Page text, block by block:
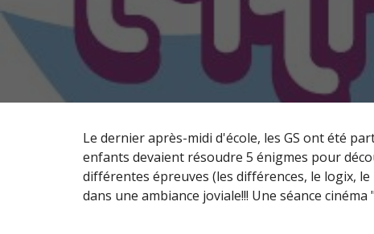
Le dernier après-midi d'école, les GS ont été
enfants devaient résoudre 5 énigmes pour
différentes épreuves (les différences, le logix,
dans une ambiance joviale!!! Une séance